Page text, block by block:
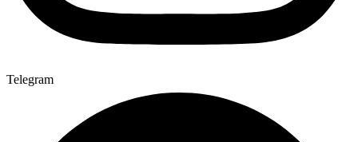
Telegram